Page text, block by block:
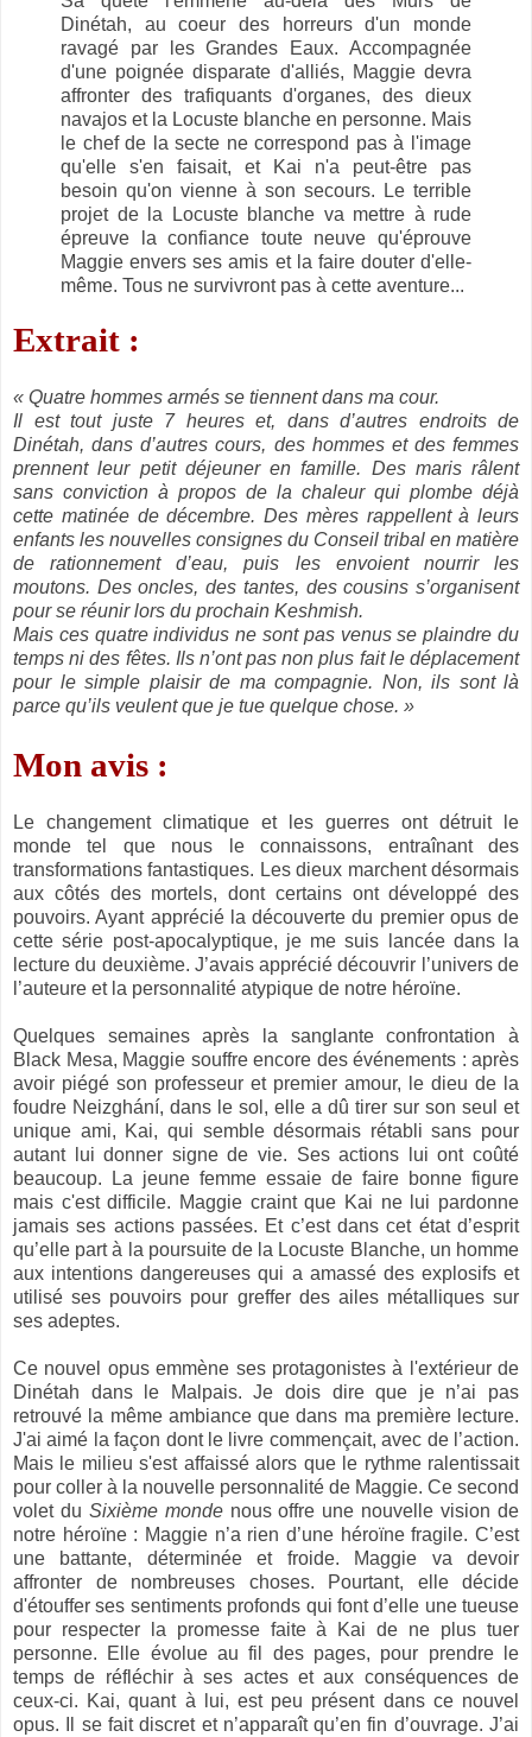
Dinétah, au coeur des horreurs d'un monde
ravagé par les Grandes Eaux. Accompagnée
d'une poignée disparate d'alliés, Maggie devra
affronter des trafiquants d'organes, des dieux
navajos et la Locuste blanche en personne. Mais
le chef de la secte ne correspond pas à l'image
qu'elle s'en faisait, et Kai n'a peut-être pas
besoin qu'on vienne à son secours. Le terrible
projet de la Locuste blanche va mettre à rude
épreuve la confiance toute neuve qu'éprouve
Maggie envers ses amis et la faire douter d'elle-
même. Tous ne survivront pas à cette aventure...
Extrait :
« Quatre hommes armés se tiennent dans ma cour.
Il est tout juste 7 heures et, dans d’autres endroits de
Dinétah, dans d’autres cours, des hommes et des femmes
prennent leur petit déjeuner en famille. Des maris râlent
sans conviction à propos de la chaleur qui plombe déjà
cette matinée de décembre. Des mères rappellent à leurs
enfants les nouvelles consignes du Conseil tribal en matière
de rationnement d’eau, puis les envoient nourrir les
moutons. Des oncles, des tantes, des cousins s’organisent
pour se réunir lors du prochain Keshmish.
Mais ces quatre individus ne sont pas venus se plaindre du
temps ni des fêtes. Ils n’ont pas non plus fait le déplacement
pour le simple plaisir de ma compagnie. Non, ils sont là
parce qu’ils veulent que je tue quelque chose. »
Mon avis :
Le changement climatique et les guerres ont détruit le
monde tel que nous le connaissons, entraînant des
transformations fantastiques. Les dieux marchent désormais
aux côtés des mortels, dont certains ont développé des
pouvoirs. Ayant apprécié la découverte du premier opus de
cette série post-apocalyptique, je me suis lancée dans la
lecture du deuxième. J’avais apprécié découvrir l’univers de
l’auteure et la personnalité atypique de notre héroïne.
Quelques semaines après la sanglante confrontation à
Black Mesa, Maggie souffre encore des événements : après
avoir piégé son professeur et premier amour, le dieu de la
foudre Neizghání, dans le sol, elle a dû tirer sur son seul et
unique ami, Kai, qui semble désormais rétabli sans pour
autant lui donner signe de vie. Ses actions lui ont coûté
beaucoup. La jeune femme essaie de faire bonne figure
mais c'est difficile. Maggie craint que Kai ne lui pardonne
jamais ses actions passées. Et c’est dans cet état d’esprit
qu’elle part à la poursuite de la Locuste Blanche, un homme
aux intentions dangereuses qui a amassé des explosifs et
utilisé ses pouvoirs pour greffer des ailes métalliques sur
ses adeptes.
Ce nouvel opus emmène ses protagonistes à l'extérieur de
Dinétah dans le Malpais. Je dois dire que je n’ai pas
retrouvé la même ambiance que dans ma première lecture.
J'ai aimé la façon dont le livre commençait, avec de l’action.
Mais le milieu s'est affaissé alors que le rythme ralentissait
pour coller à la nouvelle personnalité de Maggie. Ce second
volet du Sixième monde nous offre une nouvelle vision de
notre héroïne : Maggie n’a rien d’une héroïne fragile. C’est
une battante, déterminée et froide. Maggie va devoir
affronter de nombreuses choses. Pourtant, elle décide
d'étouffer ses sentiments profonds qui font d’elle une tueuse
pour respecter la promesse faite à Kai de ne plus tuer
personne. Elle évolue au fil des pages, pour prendre le
temps de réfléchir à ses actes et aux conséquences de
ceux-ci. Kai, quant à lui, est peu présent dans ce nouvel
opus. Il se fait discret et n’apparaît qu’en fin d’ouvrage. J’ai